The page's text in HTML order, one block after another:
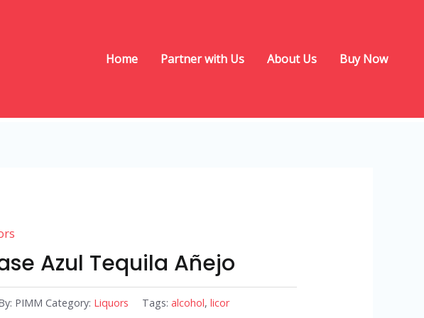
Home Partner with Us About Us Buy Now
Azul Tequila Añejo
PIMMCategory: Liquors Tags:alcohol,licor